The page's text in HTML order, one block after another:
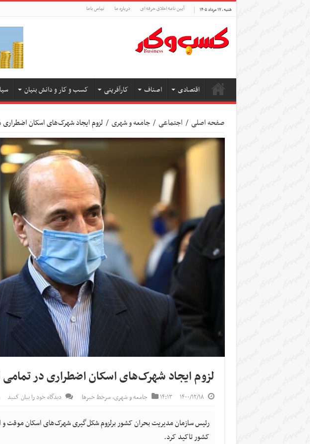
شنبه , ۱۷ مرداد ۱۴۰۵ آیین نامه اخلاق حرفه ای درباره ما تماس باما
اقتصادی اصناف کارآفرینی کسب و کار و دانش بنیان
صفحه اصلی / اجتماعی / جامعه و شهری / لزوم ایجاد شهرک‌های اسکان اضطراری
لزوم ایجاد شهرک‌های اسکان اضطراری در تمامی
۱۴۰۰/۱۲/۱۸ ۱۴:۱۳ جامعه و شهری,سرخط خبرها دیدگاه خود را بیان کنید
رئیس سازمان مدیریت بحران کشور برلزوم شکل‌گیری شهرک‌های اسکان موقت
کشور تاکید کرد.